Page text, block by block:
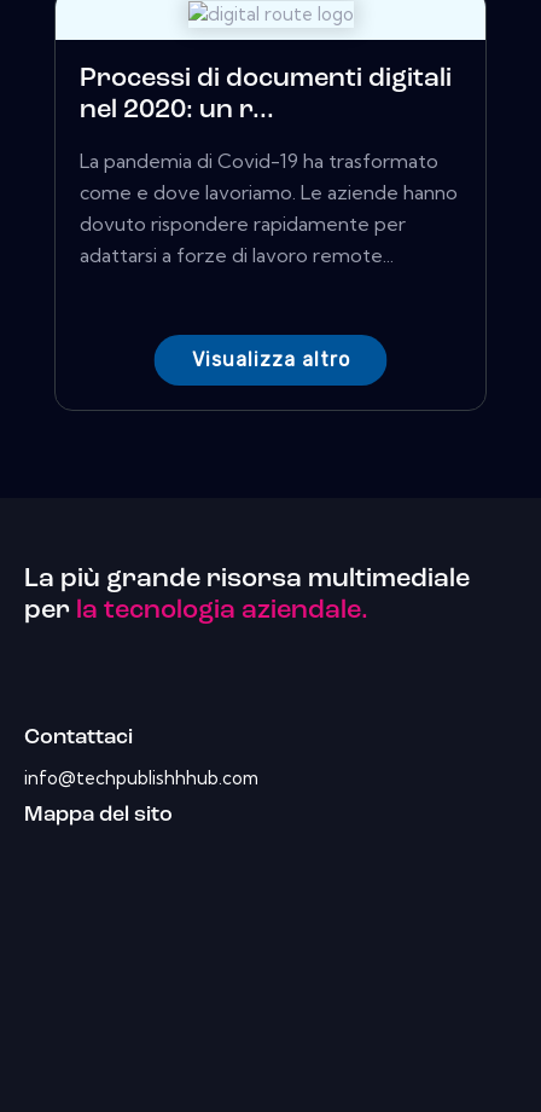
Processi di documenti digitali
nel 2020: un r...
La pandemia di Covid-19 ha trasformato
come e dove lavoriamo. Le aziende hanno
dovuto rispondere rapidamente per
adattarsi a forze di lavoro remote...
Visualizza altro
La più grande risorsa multimediale
per la tecnologia aziendale.
Contattaci
info@techpublishhhub.com
Mappa del sito